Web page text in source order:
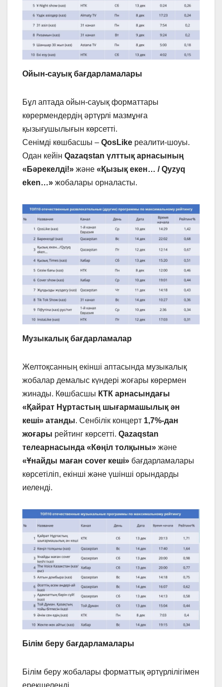
Ойын-сауық бағдарламалары
Бұл аптада ойын-сауық форматтары
көрермендердің әртүрлі мазмұнға
қызығушылығын көрсетті.
Сенімді көшбасшы – QosLike реалити-шоуы.
Одан кейін Qazaqstan үлттық арнасының
«Бәрекелді!» және «Қызық екен… / Qyzyq
eken…» жобалары орналасты.
Музыкалық бағдарламалар
Желтоқсанның екінші аптасында музыкалық
жобалар демалыс күндері жоғары көрермен
жинады. Көшбасшы КТК арнасындағы
«Қайрат Нұртастың шығармашылық ән
кеші» атанды. Сенбілік концерт 1,7%-дан
жоғары рейтинг көрсетті. Qazaqstan
телеарнасында «Көңіл толқыны» және
«Ұнайды маған cover кеші» бағдарламалары
көрсетіліп, екінші және үшінші орындарды
иеленді.
Білім беру бағдарламалары
Білім беру жобалары форматтық әртүрлілігімен